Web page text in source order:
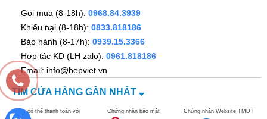
Gọi mua (8-18h): 0968.84.3939
Khiếu nại (8-18h): 0833.818186
Bảo hành (8-17h): 0939.15.3366
Hợp tác KD (LH zalo): 0961.818186
Email: info@bepviet.vn
TÌM CỬA HÀNG GẦN NHẤT
Bạn có thể thanh toán với Chứng nhận bảo mật Chứng nhận Website TMĐT